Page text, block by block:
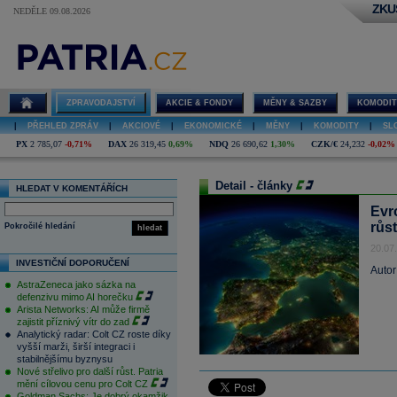
NEDĚLE 09.08.2026
ZPRAVODAJSTVÍ AKCIE & FONDY MĚNY & SAZBY
PŘEHLED ZPRÁV AKCIOVÉ EKONOMICKÉ MĚNY KOMODITY
PX 2 785,07 -0,71% DAX 26 319,45 0,69% NDQ 26 690,62 1,30% CZK/€ 24,232 -0,02%
HLEDAT V KOMENTÁŘÍCH
hledat
Pokročilé hledání
INVESTIČNÍ DOPORUČENÍ
AstraZeneca jako sázka na
defenzivu mimo AI horečku
Arista Networks: AI může firmě
zajistit příznivý vítr do zad
Analytický radar: Colt CZ roste díky
vyšší marži, širší integraci i
stabilnějšímu byznysu
Nové střelivo pro další růst. Patria
mění cílovou cenu pro Colt CZ
Detail - články